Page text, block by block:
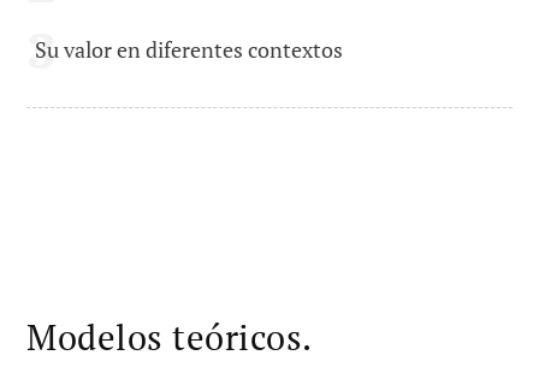
Su valor en diferentes contextos
los investigadores y teóricos Richard M.